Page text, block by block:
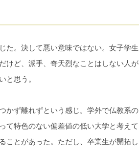
た。決して悪い意味ではない。女子学生
けど、派手、奇天烈なことはしない人が
と思う。
かず離れずという感じ。学外で仏教系の
て特色のない偏差値の低い大学と考えて
ことがあった。ただし、卒業生が開拓し